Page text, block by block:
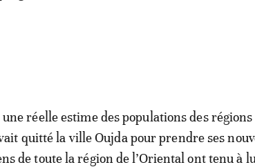
réelle estime des populations des régions
quitté la ville Oujda pour prendre ses
de toute la région de l’Oriental ont tenu à